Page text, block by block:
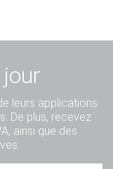
leurs applications
De plus, recevez
ainsi que des